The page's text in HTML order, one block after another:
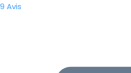
9 Avis